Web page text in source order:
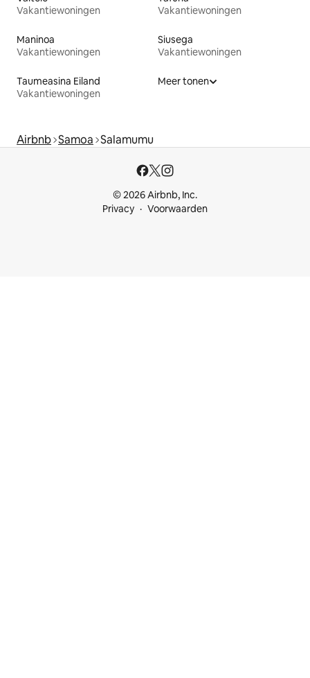
Vakantiewoningen
Vakantiewoningen
Maninoa
Vakantiewoningen
Siusega
Vakantiewoningen
Taumeasina Eiland
Vakantiewoningen
Meer tonen
Airbnb Samoa Salamumu
© 2026 Airbnb, Inc.
Privacy
Voorwaarden